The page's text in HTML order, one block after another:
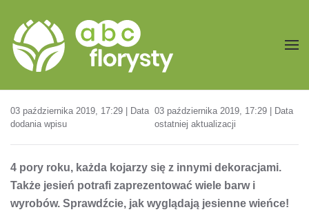
Przejdź do treści głównej
03 października 2019, 17:29 | Data
dodania wpisu
03 października 2019, 17:29 | Data
ostatniej aktualizacji
4 pory roku, każda kojarzy się z innymi dekoracjami.
Także jesień potrafi zaprezentować wiele barw i
wyrobów. Sprawdźcie, jak wyglądają jesienne wieńce!